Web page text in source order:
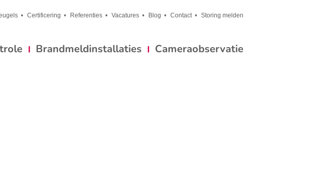
Certificering Referenties Vacatures Blog Contact Storing melden
Brandmeldinstallaties Cameraobservatie